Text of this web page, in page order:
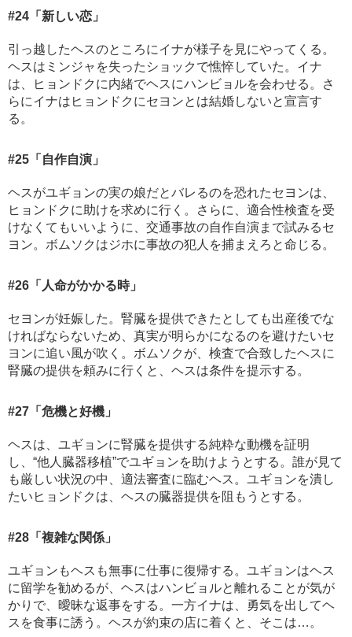
#24 「新しい恋」
引っ越したヘスのところにイナが様子を見にやってくる。
ヘスはミンジャを失ったショックで憔悴していた。イナ
は、ヒョンドクに内緒でヘスにハンビョルを会わせる。さ
らにイナはヒョンドクにセヨンとは結婚しないと宣言す
る。
#25 「自作自演」
ヘスがユギョンの実の娘だとバレるのを恐れたセヨンは、
ヒョンドクに助けを求めに行く。さらに、適合性検査を受
けなくてもいいように、交通事故の自作自演まで試みるセ
ヨン。ボムソクはジホに事故の犯人を捕まえろと命じる。
#26 「人命がかかる時」
セヨンが妊娠した。腎臓を提供できたとしても出産後でな
ければならないため、真実が明らかになるのを避けたいセ
ヨンに追い風が吹く。ボムソクが、検査で合致したヘスに
腎臓の提供を頼みに行くと、ヘスは条件を提示する。
#27 「危機と好機」
ヘスは、ユギョンに腎臓を提供する純粋な動機を証明
し、“他人臓器移植”でユギョンを助けようとする。誰が見て
も厳しい状況の中、適法審査に臨むヘス。ユギョンを潰し
たいヒョンドクは、ヘスの臓器提供を阻もうとする。
#28 「複雑な関係」
ユギョンもヘスも無事に仕事に復帰する。ユギョンはヘス
に留学を勧めるが、ヘスはハンビョルと離れることが気が
かりで、曖昧な返事をする。一方イナは、勇気を出してヘ
スを食事に誘う。ヘスが約束の店に着くと、そこは…。